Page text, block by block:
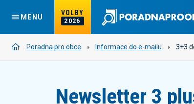
MENU
VOLBY
2026
Poradna pro obce Informace do e-mailu 3+3
Newsletter 3